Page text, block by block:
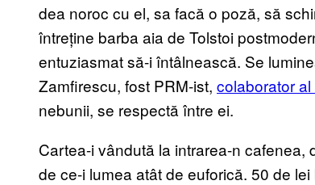
dea noroc cu el, sa facă o poză, să
întreține barba aia de Tolstoi
entuziasmat să-i întâlnească. Se
Zamfirescu, fost PRM-ist, colaborator
nebunii, se respectă între ei.
Cartea-i vândută la intrarea-n
de ce-i lumea atât de euforică. 50 de